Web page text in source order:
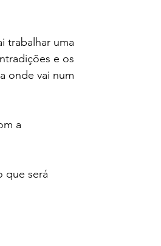
trabalhar uma
e os
onde vai num
a
que será